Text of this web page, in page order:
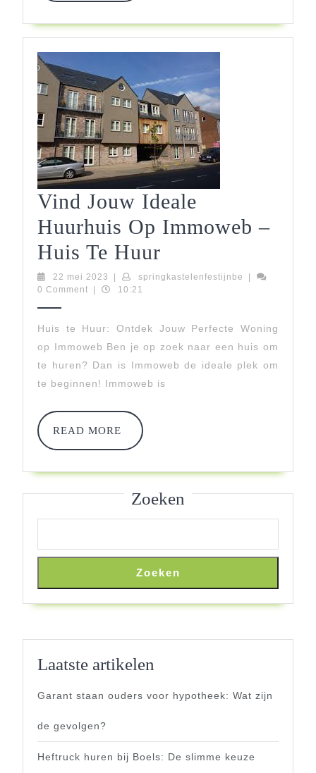
Vind Jouw Ideale
Huurhuis Op Immoweb –
Huis Te Huur
Jouw
Huurhuis
Op
Immoweb
Huur
22 mei 2023 22
mei
springkastelenfestijnbe
0 Comment
10:21
Huis te Huur: Ontdek Jouw Perfecte Woning
op Immoweb Ben je op zoek naar een huis om
te huren? Dan is Immoweb de ideale plek om
te beginnen! Immoweb is
READ MORE
READ
MORE
Zoeken
Zoeken
Laatste artikelen
Garant staan ouders voor hypotheek: Wat zijn
de gevolgen?
Heftruck huren bij Boels: De slimme keuze